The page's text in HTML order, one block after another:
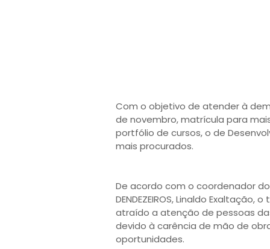
Com o objetivo de atender à
de novembro, matrícula para
portfólio de cursos, o de
mais procurados.
De acordo com o coordenador
DENDEZEIROS, Linaldo
atraído a atenção de pessoas
devido à carência de mão de
oportunidades.